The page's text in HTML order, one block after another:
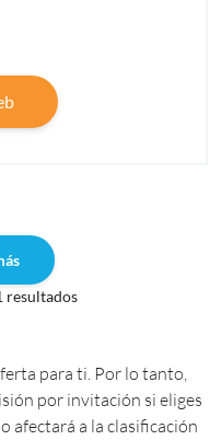
resultados
para ti. Por lo tanto,
por invitación si eliges
afectará a la clasificación